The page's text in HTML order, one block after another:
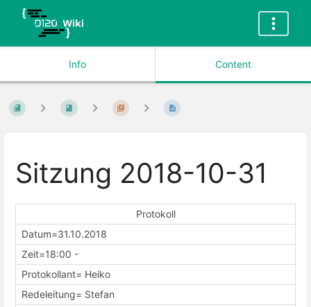
Info Content
Sitzung 2018-10-31
Protokoll
Datum=31.10.2018
Zeit=18:00 -
Protokollant= Heiko
Redeleitung= Stefan